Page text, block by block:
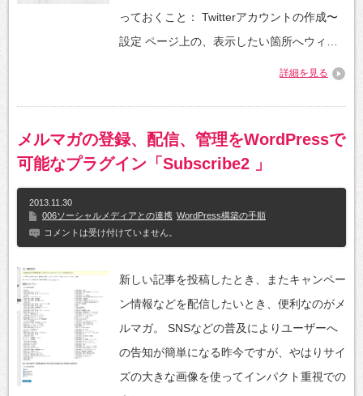
っておくこと： Twitterアカウントの作成〜
設定 ページ上の、表示したい箇所へウィ…
詳細を見る
メルマガの登録、配信、管理をWordPressで
可能なプラグイン「Subscribe2 」
2013.11.30
006ソーシャルメディアとの連携 WordPress構築の手順
コメントは受け付けていません。
新しい記事を投稿したとき、またキャンペー
ン情報などを配信したいとき、便利なのがメ
ルマガ。 SNSなどの普及によりユーザーへ
の告知が簡単になる昨今ですが、やはりサイ
ズの大きな画像を使ってインパクト重視での